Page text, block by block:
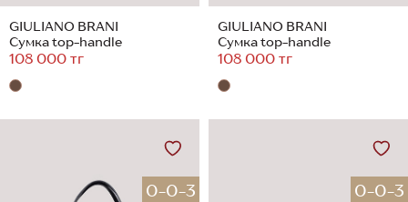
GIULIANO BRANI
Сумка top-handle
108 000 тг
GIULIANO BRANI
Сумка top-handle
108 000 тг
0-0-3 0-0-3